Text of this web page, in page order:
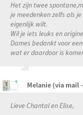
Het zijn twee
je meedenken zelfs als
eigenlijk wilt.
Wil je iets leuks en
Dames bedankt voor
wat er daardoor is
Melanie (via mail
Lieve Chantal en Elise,